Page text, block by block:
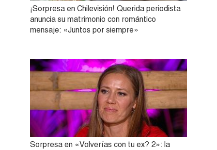
¡Sorpresa en Chilevisión! Querida periodista
anuncia su matrimonio con romántico
mensaje: «Juntos por siempre»
Sorpresa en «Volverías con tu ex? 2»: la